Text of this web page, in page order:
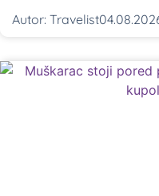
Autor: Travelist